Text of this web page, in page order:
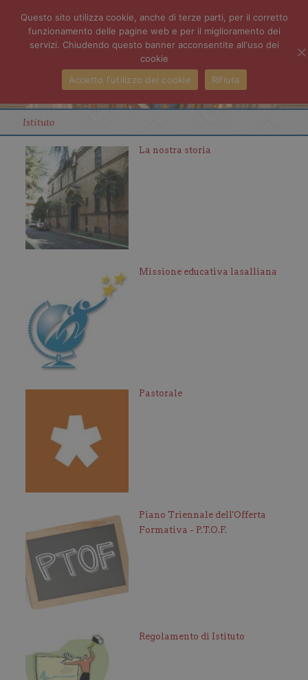
Istituto
La nostra storia
Missione educativa lasalliana
Pastorale
Piano Triennale dell'Offerta
Formativa - P.T.O.F.
Regolamento di Istituto
Questo sito utilizza cookie, anche di terze parti, per il corretto
funzionamento delle pagine web e per il miglioramento dei
servizi. Chiudendo questo banner acconsentite all'uso dei
cookie
Accetto l'utilizzo dei cookie
Rifiuta